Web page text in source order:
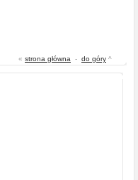
« strona główna - do góry ^